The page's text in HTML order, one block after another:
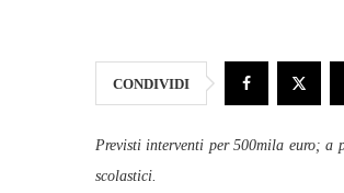
CONDIVIDI
Previsti interventi per 500mila euro; a
scolastici.